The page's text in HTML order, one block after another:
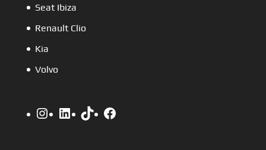
Seat Ibiza
Renault Clio
Kia
Volvo
Instagram
LinkedIn
TikTokFacebook